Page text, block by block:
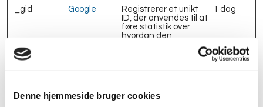
Denne hjemmeside bruger cookies
_gid Google
Registrerer et unikt
ID, der anvendes til at
føre statistik over
hvordan den
1 dag
(PC, tablet el. mobil)